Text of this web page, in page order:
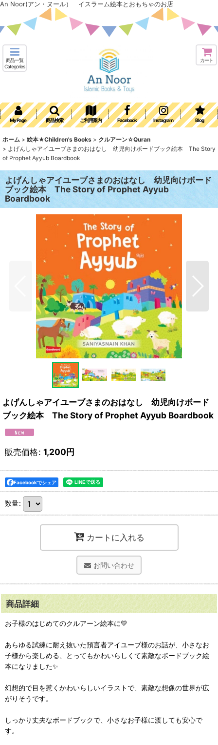
An Noor(アン・ヌール） イスラーム絵本とおもちゃのお店
商品一覧
Categories
カート
My Page 商品検索 ご利用案内 Facebook Instagram Blog
ホーム > 絵本★Children's Books > クルアーン☆Quran
> よげんしゃアイユーブさまのおはなし 幼児向けボードブック絵本 The Story
of Prophet Ayyub Boardbook
よげんしゃアイユーブさまのおはなし 幼児向けボード
ブック絵本 The Story of Prophet Ayyub
Boardbook
よげんしゃアイユーブさまのおはなし 幼児向けボード
ブック絵本 The Story of Prophet Ayyub Boardbook
販売価格: 1,200円
Facebookでシェア
数量:
カートに入れる
お問い合わせ
商品詳細
お子様のはじめてのクルアーン絵本に💛
あらゆる試練に耐え抜いた預言者アイユーブ様のお話が、小さなお
子様から楽しめる、とってもかわいらしくて素敵なボードブック絵
本になりました✨
幻想的で目を惹くかわいらしいイラストで、素敵な想像の世界が広
がりそうです。
しっかり丈夫なボードブックで、小さなお子様に渡しても安心で
す。